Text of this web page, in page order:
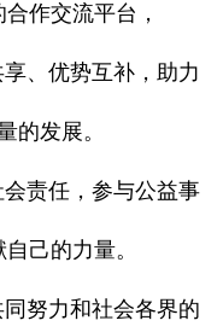
作交流平台，
、优势互补，助力
的发展。
责任，参与公益事
己的力量。
努力和社会各界的